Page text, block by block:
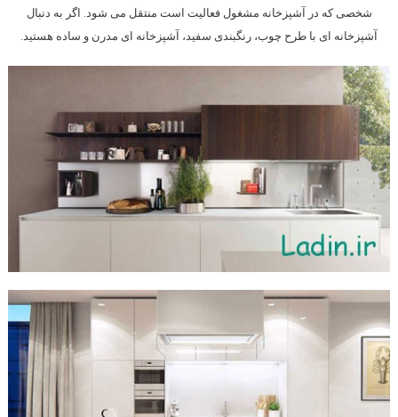
شخصی که در آشپزخانه مشغول فعالیت است منتقل می شود. اگر به دنبال
آشپزخانه ای با طرح چوب، رنگبندی سفید، آشپزخانه ای مدرن و ساده هستید.